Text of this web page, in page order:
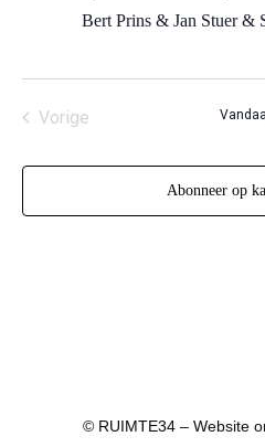
Bert Prins & Jan Stuer &
Vorige
Abonneer op
© RUIMTE34 – Website